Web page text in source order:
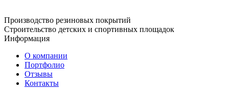
Производство резиновых покрытий
Строительство детских и спортивных площадок
Информация
О компании
Портфолио
Отзывы
Контакты